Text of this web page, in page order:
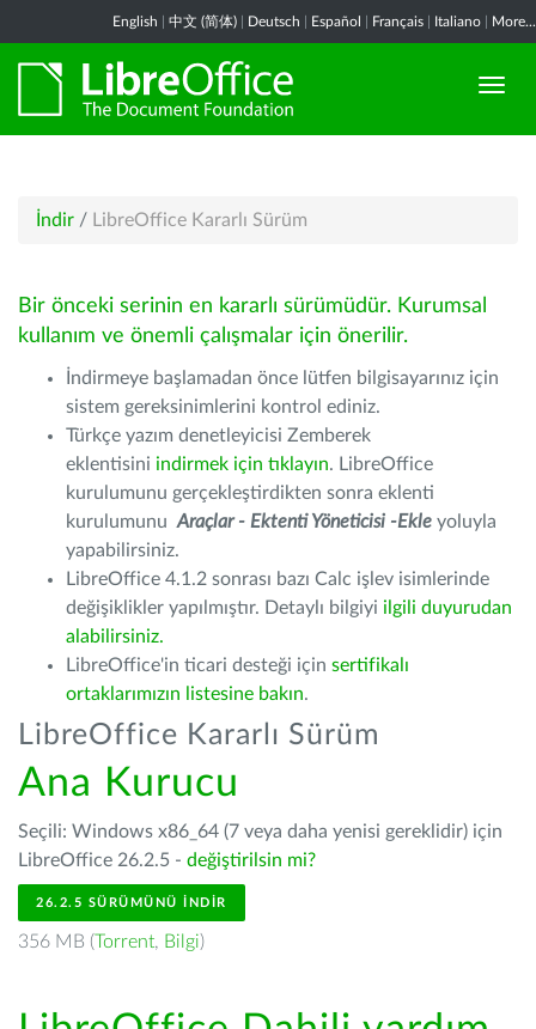
English 中文 (简体) Deutsch Español Français Italiano More...
İndir / LibreOffice Kararlı Sürüm
Bir önceki serinin en kararlı sürümüdür. Kurumsal
kullanım ve önemli çalışmalar için önerilir.
İndirmeye başlamadan önce lütfen bilgisayarınız için
sistem gereksinimlerini kontrol ediniz.
Türkçe yazım denetleyicisi Zemberek
eklentisini indirmek için tıklayın. LibreOffice
kurulumunu gerçekleştirdikten sonra eklenti
kurulumunu Araçlar - Ektenti Yöneticisi -Ekle yoluyla
yapabilirsiniz.
LibreOffice 4.1.2 sonrası bazı Calc işlev isimlerinde
değişiklikler yapılmıştır. Detaylı bilgiyi ilgili duyurudan
alabilirsiniz.
LibreOffice'in ticari desteği için sertifikalı
ortaklarımızın listesine bakın.
LibreOffice Kararlı Sürüm
Ana Kurucu
Seçili: Windows x86_64 (7 veya daha yenisi gereklidir) için
LibreOffice 26.2.5 - değiştirilsin mi?
26.2.5 SÜRÜMÜNÜ İNDIR
356 MB (Torrent, Bilgi)